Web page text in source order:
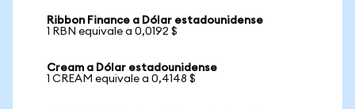
Ribbon Finance a Dólar estadounidense
1 RBN equivale a 0,0192 $
Cream a Dólar estadounidense
1 CREAM equivale a 0,4148 $